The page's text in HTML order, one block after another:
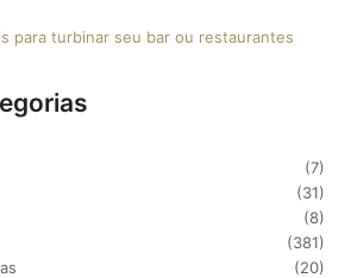
para turbinar seu bar ou restaurantes
(7)
(31)
(8)
(381)
(20)